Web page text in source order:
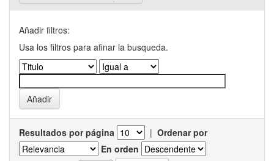
Añadir filtros:
Usa los filtros para afinar la busqueda.
Resultados por página | Ordenar por
En orden